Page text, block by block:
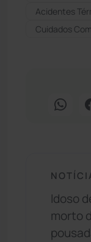
Acidentes
Cuidados
Idoso
morto